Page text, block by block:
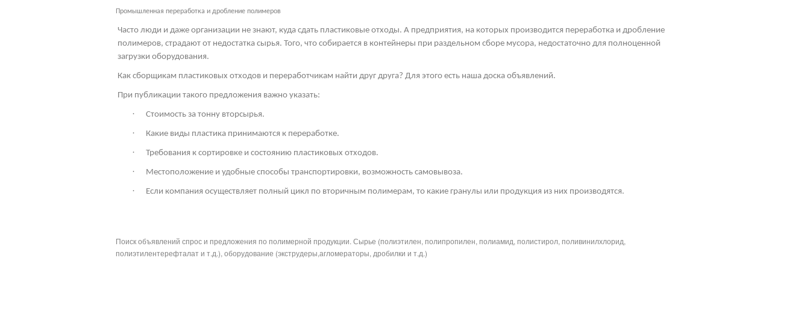
Промышленная переработка и дробление полимеров
Часто люди и даже организации не знают, куда сдать пластиковые отходы. А предприятия, на которых производится переработка и дробление
полимеров, страдают от недостатка сырья. Того, что собирается в контейнеры при раздельном сборе мусора, недостаточно для полноценной
загрузки оборудования.
Как сборщикам пластиковых отходов и переработчикам найти друг друга? Для этого есть наша доска объявлений.
При публикации такого предложения важно указать:
· Стоимость за тонну вторсырья.
· Какие виды пластика принимаются к переработке.
· Требования к сортировке и состоянию пластиковых отходов.
· Местоположение и удобные способы транспортировки, возможность самовывоза.
· Если компания осуществляет полный цикл по вторичным полимерам, то какие гранулы или продукция из них производятся.
Поиск объявлений спрос и предложения по полимерной продукции. Сырье (полиэтилен, полипропилен, полиамид, полистирол, поливинилхлорид,
полиэтилентерефталат и т.д.), оборудование (экструдеры,агломераторы, дробилки и т.д.)